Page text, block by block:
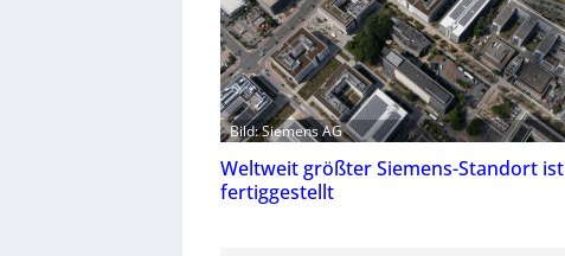
Bild: Siemens AG
Weltweit größter Siemens-Standort ist
fertiggestellt